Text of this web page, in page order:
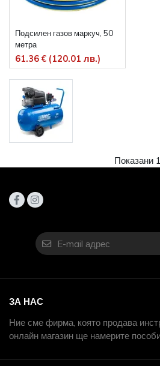
Подсилен газов маркуч, 50
метра
61.36 € (120.01 лв.)
Показани
ЗА НАС
Ние сме фирма, която продава
онлайн магазин ще намерите